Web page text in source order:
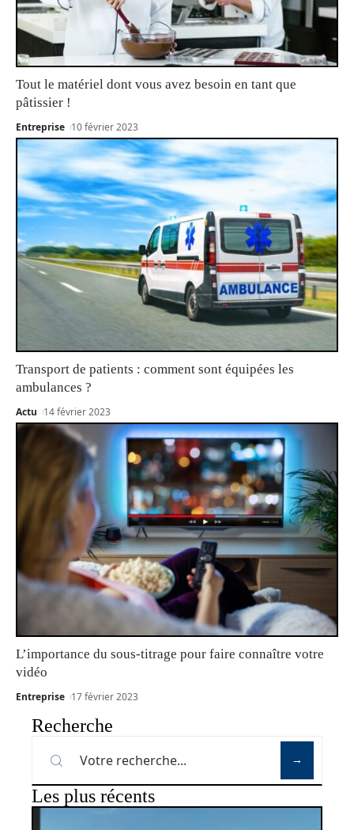
Tout le matériel dont vous avez besoin en tant que
pâtissier !
Entreprise 10 février 2023
Transport de patients : comment sont équipées les
ambulances ?
Actu 14 février 2023
L’importance du sous-titrage pour faire connaître votre
vidéo
Entreprise 17 février 2023
Recherche
Les plus récents